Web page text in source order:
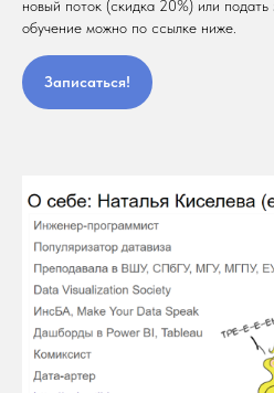
новый поток (скидка 20%) или подать
обучение можно по ссылке ниже.
Записаться!